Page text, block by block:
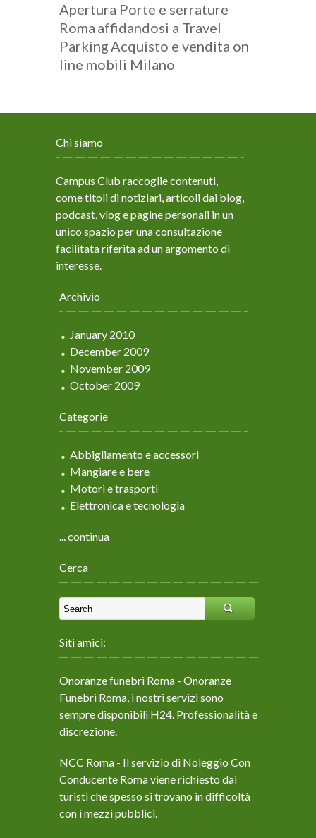
Apertura Porte e serrature
Roma affidandosi a Travel
ParkingAcquisto e vendita on
line mobili Milano
Chi siamo
Campus Club raccoglie contenuti,
come titoli di notiziari, articoli dai blog,
podcast, vlog e pagine personali in un
unico spazio per una consultazione
facilitata riferita ad un argomento di
interesse.
Archivio
January 2010
December 2009
November 2009
October 2009
Categorie
Abbigliamento e accessori
Mangiare e bere
Motori e trasporti
Elettronica e tecnologia
... continua
Cerca
Siti amici:
Onoranze funebri Roma - Onoranze
Funebri Roma, i nostri servizi sono
sempre disponibili H24. Professionalità e
discrezione.
NCC Roma - Il servizio di Noleggio Con
Conducente Roma viene richiesto dai
turisti che spesso si trovano in difficoltà
con i mezzi pubblici.